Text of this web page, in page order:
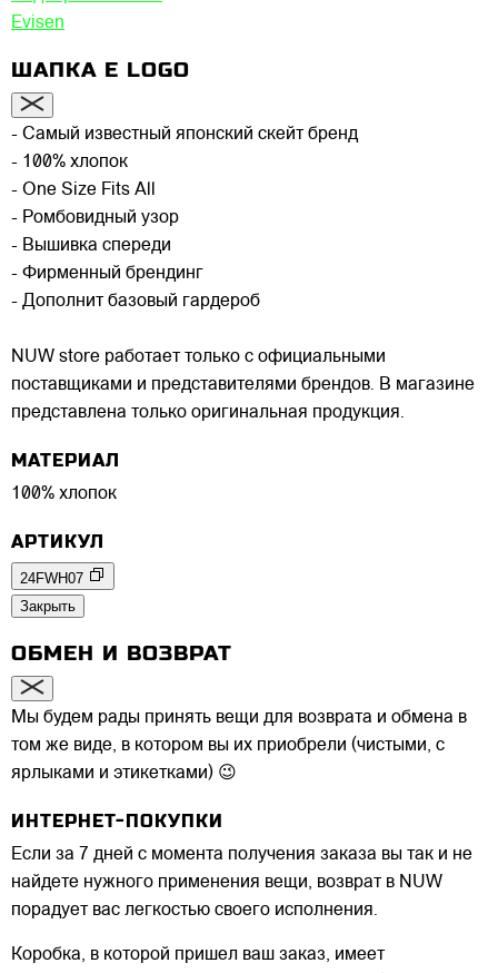
Evisen
ШАПКА E LOGO
- Самый известный японский скейт бренд
- 100% хлопок
- One Size Fits All
- Ромбовидный узор
- Вышивка спереди
- Фирменный брендинг
- Дополнит базовый гардероб
NUW store работает только с официальными
поставщиками и представителями брендов. В магазине
представлена только оригинальная продукция.
МАТЕРИАЛ
100% хлопок
АРТИКУЛ
24FWH07
Закрыть
ОБМЕН И ВОЗВРАТ
Мы будем рады принять вещи для возврата и обмена в
том же виде, в котором вы их приобрели (чистыми, с
ярлыками и этикетками) 😉
ИНТЕРНЕТ-ПОКУПКИ
Если за 7 дней с момента получения заказа вы так и не
найдете нужного применения вещи, возврат в NUW
порадует вас легкостью своего исполнения.
Коробка, в которой пришел ваш заказ, имеет